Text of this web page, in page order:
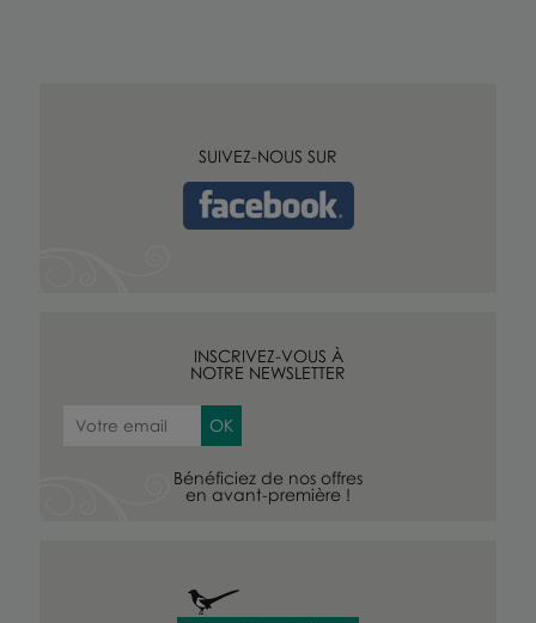
SUIVEZ-NOUS SUR
INSCRIVEZ-VOUS À
NOTRE NEWSLETTER
Bénéficiez de nos offres
en avant-première !